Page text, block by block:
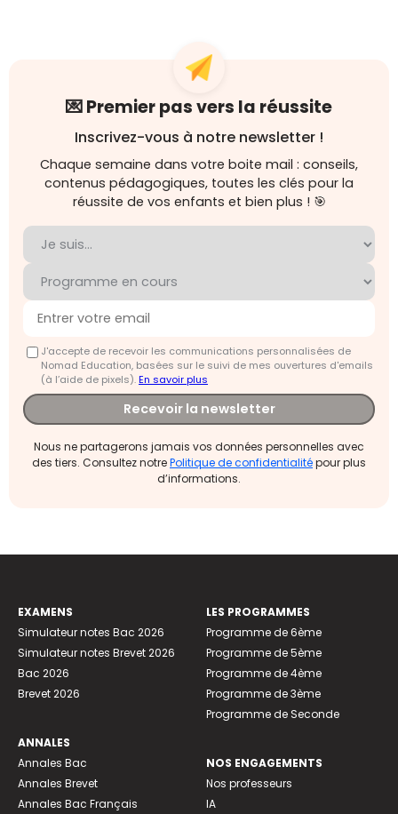
💌 Premier pas vers la réussite
Inscrivez-vous à notre newsletter !
Chaque semaine dans votre boite mail : conseils,
contenus pédagogiques, toutes les clés pour la
réussite de vos enfants et bien plus ! 🎯
J'accepte de recevoir les communications personnalisées de
Nomad Education, basées sur le suivi de mes ouvertures d'emails
(à l’aide de pixels).En savoir plus
Recevoir la newsletter
Nous ne partagerons jamais vos données personnelles avec
des tiers. Consultez notrePolitique de confidentialitépour plus
d’informations.
EXAMENS
Simulateur notes Bac 2026
Simulateur notes Brevet 2026
Bac 2026
Brevet 2026
ANNALES
Annales Bac
Annales Brevet
Annales Bac Français
LES PROGRAMMES
Programme de 6ème
Programme de 5ème
Programme de 4ème
Programme de 3ème
Programme de Seconde
NOS ENGAGEMENTS
Nos professeurs
IA